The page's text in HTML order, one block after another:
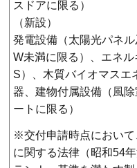
スドアに限る）
（新設）
発電設備（太陽光パネ
W未満に限る）、エネ
S）、木質バイオマスエ
器、建物付属設備（風
ートに限る）
※交付申請時点におい
に関する法律（昭和54